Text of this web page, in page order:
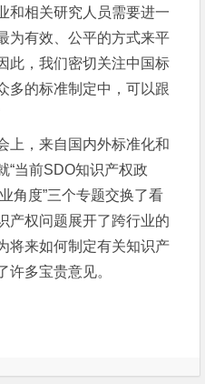
和相关研究人员需要进一
为有效、公平的方式来平
此，我们密切关注中国标
多的标准制定中，可以跟
，来自国内外标准化和
“当前SDO知识产权政
角度”三个专题交换了看
产权问题展开了跨行业的
将来如何制定有关知识产
许多宝贵意见。